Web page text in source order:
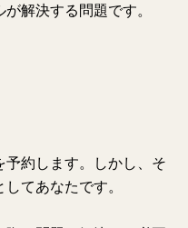
解決する問題です。
約します。しかし、そ
てあなたです。